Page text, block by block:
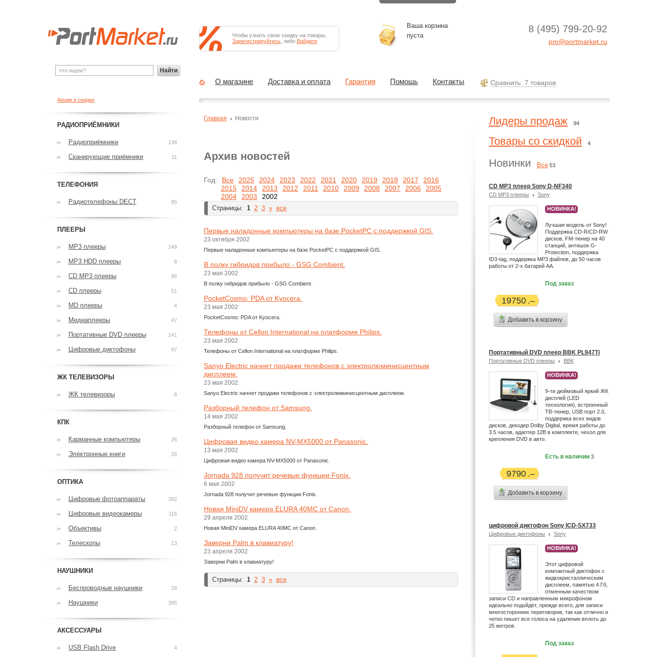
Архив новостей
Год: Все 2025 2024 2023 2022 2021 2020 2019 2018 2017
2016
2015
2014 2013 2012 2011 2010 2009 2008 2007 2006
2005
2004
2003 2002
Страницы: 1 2 3 » все
Первые наладонные компьютеры на базе PocketPC с поддержкой GIS.
23 октября 2002
Первые наладонные компьютеры на базе PocketPC с поддержкой GIS.
В полку гибридов прибыло - GSG Combient.
23 мая 2002
В полку гибридов прибыло - GSG Combient.
PocketCosmo: PDA от Kyocera.
23 мая 2002
PocketCosmo: PDA от Kyocera.
Телефоны от Cellon International на платформе Philips.
23 мая 2002
Телефоны от Cellon International на платформе Philips.
Sanyo Electric начнет продажи телефонов с электролюминисцентным
дисплеем.
23 мая 2002
Sanyo Electric начнет продажи телефонов с электролюминисцентным дисплеем.
Разборный телефон от Samsung.
14 мая 2002
Разборный телефон от Samsung.
Цифровая видео камера NV-MX5000 от Panasonic.
13 мая 2002
Цифровая видео камера NV-MX5000 от Panasonic.
Jornada 928 получит речевые функции Fonix.
6 мая 2002
Jornada 928 получит речевые функции Fonix.
Новая MiniDV камера ELURA 40MC от Canon.
29 апреля 2002
Новая MiniDV камера ELURA 40MC от Canon.
Заверни Palm в клавиатуру!
23 апреля 2002
Заверни Palm в клавиатуру!
Страницы: 1 2 3 » все
Главная Новости Лидеры продаж 94
Товары со скидкой 4
Новинки Все 53
CD MP3 плеер Sony D-NF340
CD MP3 плееры Sony
НОВИНКА!
Лучшая модель от Sony!
Поддержка CD-R/CD-RW
дисков, FM-тюнер на 40
станций, антишок G-
Protection, поддержка
ID3-tag, поддержка MP3 файлов, до 50 часов
работы от 2-х батарей АА.
Под заказ
19750
Добавить в корзину
Портативный DVD плеер BBK PL947Ti
Портативные DVD плееры BBK
НОВИНКА!
9-ти дюймовый яркий ЖК
дисплей (LED
технология), встроенный
ТВ-тюнер, USB порт 2.0,
поддержка всех видов
дисков, декодер Dolby Digital, время работы до
3.5 часов, адаптер 12В в комплекте, чехол для
крепления DVD в авто.
Есть в наличии 3
9790
Добавить в корзину
цифровой диктофон Sony ICD-SX733
Цифровые диктофоны Sony
НОВИНКА!
Этот цифровой
компактный диктофон с
жидкокристаллическим
дисплеем, памятью 4 Гб,
отменным качеством
записи CD и направленным микрофоном
идеально подойдет, прежде всего, для записи
многосторонних переговоров, так как отлично и
четко пишет все голоса на удалении вплоть до
25 метров.
Под заказ
Акции и скидки
РАДИОПРИЁМНИКИ
Радиоприёмники 134
Сканирующие приёмники 11
ТЕЛЕФОНИЯ
Радиотелефоны DECT 85
ПЛЕЕРЫ
MP3 плееры 149
MP3 HDD плееры 8
CD MP3 плееры 86
CD плееры 51
MD плееры 4
Медиаплееры 47
Портативные DVD плееры 141
Цифровые диктофоны 97
ЖК ТЕЛЕВИЗОРЫ
ЖК телевизоры 8
КПК
Карманные компьютеры 26
Электронные книги 26
ОПТИКА
Цифровые фотоаппараты 392
Цифровые видеокамеры 116
Объективы 2
Телескопы 13
НАУШНИКИ
Беспроводные наушники 28
Наушники 395
АКСЕССУАРЫ
USB Flash Drive 4
Найти
Чтобы узнать свою скидку на товары,
Зарегистрируйтесь , либо Войдите
Ваша корзина
пуста
8 (495) 799-20-92
pm@portmarket.ru
О магазине Доставка и оплата Гарантия Помощь Контакты Cравнить: 7 товаров